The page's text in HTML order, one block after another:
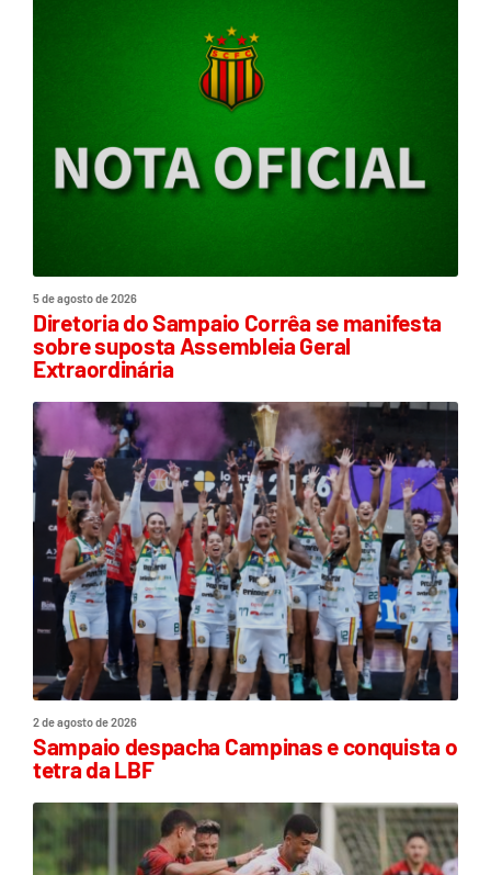
5 de agosto de 2026
Diretoria do Sampaio Corrêa se manifesta
sobre suposta Assembleia Geral
Extraordinária
2 de agosto de 2026
Sampaio despacha Campinas e conquista o
tetra da LBF